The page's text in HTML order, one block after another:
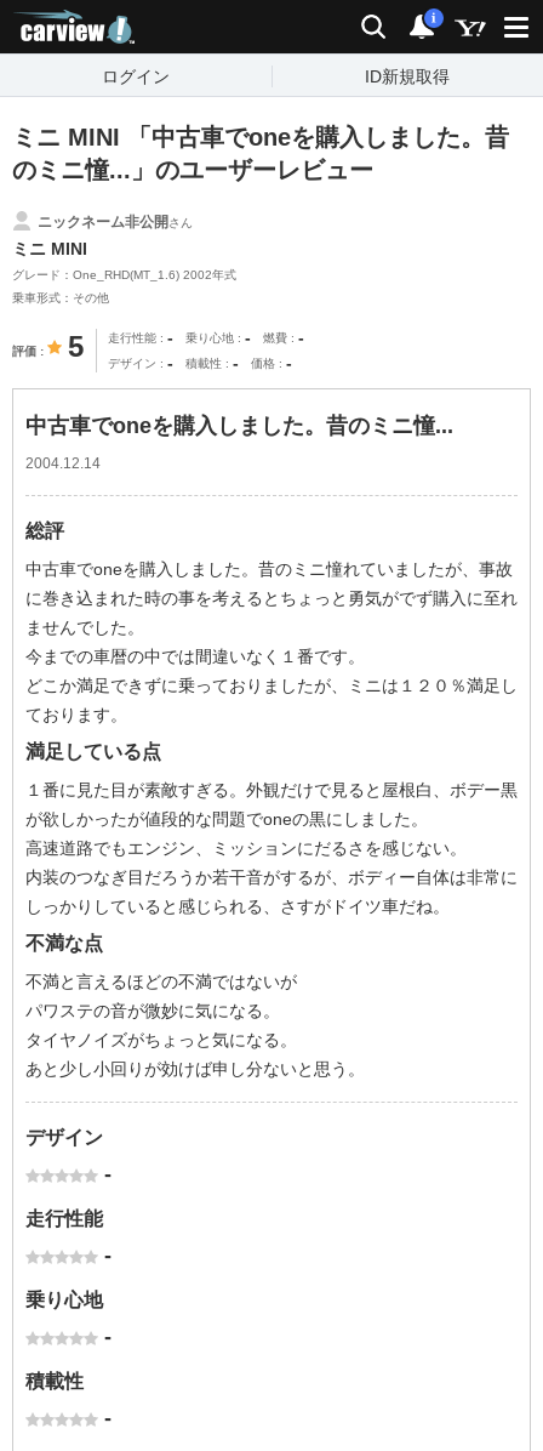
検索 通知
i
ログイン ID新規取得
ミニ MINI 「中古車でoneを購入しました。昔
のミニ憧...」のユーザーレビュー
ニックネーム非公開さん
ミニ MINI
グレード：One_RHD(MT_1.6) 2002年式
乗車形式：その他
評価 5 走行性能 - 乗り心地 - 燃費 -
デザイン - 積載性 - 価格 -
中古車でoneを購入しました。昔のミニ憧...
2004.12.14
総評
中古車でoneを購入しました。昔のミニ憧れていましたが、事故
に巻き込まれた時の事を考えるとちょっと勇気がでず購入に至れ
ませんでした。
今までの車暦の中では間違いなく１番です。
どこか満足できずに乗っておりましたが、ミニは１２０％満足し
ております。
満足している点
１番に見た目が素敵すぎる。外観だけで見ると屋根白、ボデー黒
が欲しかったが値段的な問題でoneの黒にしました。
高速道路でもエンジン、ミッションにだるさを感じない。
内装のつなぎ目だろうか若干音がするが、ボディー自体は非常に
しっかりしていると感じられる、さすがドイツ車だね。
不満な点
不満と言えるほどの不満ではないが
パワステの音が微妙に気になる。
タイヤノイズがちょっと気になる。
あと少し小回りが効けば申し分ないと思う。
デザイン
-
走行性能
-
乗り心地
-
積載性
-